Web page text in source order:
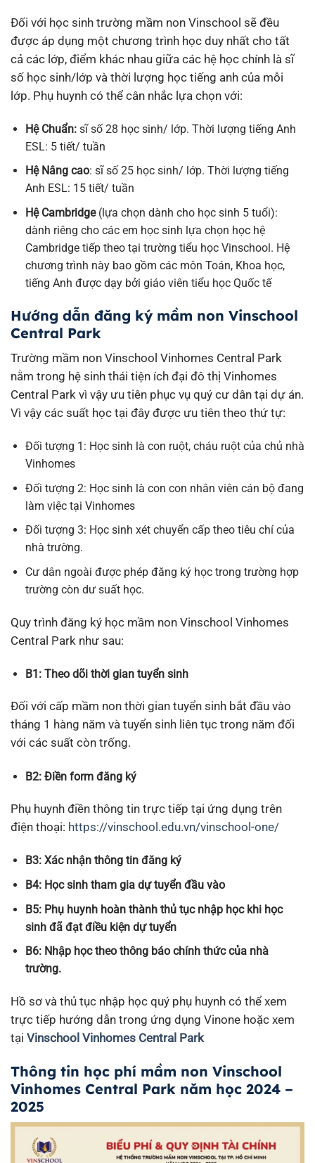
Đối với học sinh trường mầm non Vinschool sẽ đều
được áp dụng một chương trình học duy nhất cho tất
cả các lớp, điểm khác nhau giữa các hệ học chính là sĩ
số học sinh/lớp và thời lượng học tiếng anh của mỗi
lớp. Phụ huynh có thể cân nhắc lựa chọn với:
Hệ Chuẩn:sĩ số 28 học sinh/ lớp. Thời lượng tiếng Anh
ESL: 5 tiết/ tuần
Hệ Nâng cao: sĩ số 25 học sinh/ lớp. Thời lượng tiếng
Anh ESL: 15 tiết/ tuần
Hệ Cambridge(lựa chọn dành cho học sinh 5 tuổi):
dành riêng cho các em học sinh lựa chọn học hệ
Cambridge tiếp theo tại trường tiểu học Vinschool. Hệ
chương trình này bao gồm các môn Toán, Khoa học,
tiếng Anh được dạy bởi giáo viên tiểu học Quốc tế
Hướng dẫn đăng ký mầm non Vinschool
Central Park
Trường mầm non Vinschool Vinhomes Central Park
nằm trong hệ sinh thái tiện ích đại đô thị Vinhomes
Central Park vì vậy ưu tiên phục vụ quý cư dân tại dự án.
Vì vậy các suất học tại đây được ưu tiên theo thứ tự:
Đối tượng 1: Học sinh là con ruột, cháu ruột của chủ nhà
Vinhomes
Đối tượng 2: Học sinh là con con nhân viên cán bộ đang
làm việc tại Vinhomes
Đối tượng 3: Học sinh xét chuyển cấp theo tiêu chí của
nhà trường.
Cư dân ngoài được phép đăng ký học trong trường hợp
trường còn dư suất học.
Quy trình đăng ký học mầm non Vinschool Vinhomes
Central Park như sau:
B1: Theo dõi thời gian tuyển sinh
Đối với cấp mầm non thời gian tuyển sinh bắt đầu vào
tháng 1 hàng năm và tuyển sinh liên tục trong năm đối
với các suất còn trống.
B2: Điền form đăng ký
Phụ huynh điền thông tin trực tiếp tại ứng dụng trên
điện thoại: https://vinschool.edu.vn/vinschool-one/
B3: Xác nhận thông tin đăng ký
B4: Học sinh tham gia dự tuyển đầu vào
B5: Phụ huynh hoàn thành thủ tục nhập học khi học
sinh đã đạt điều kiện dự tuyển
B6: Nhập học theo thông báo chính thức của nhà
trường.
Hồ sơ và thủ tục nhập học quý phụ huynh có thể xem
trực tiếp hướng dẫn trong ứng dụng Vinone hoặc xem
tại Vinschool Vinhomes Central Park
Thông tin học phí mầm non Vinschool
Vinhomes Central Park năm học 2024 –
2025